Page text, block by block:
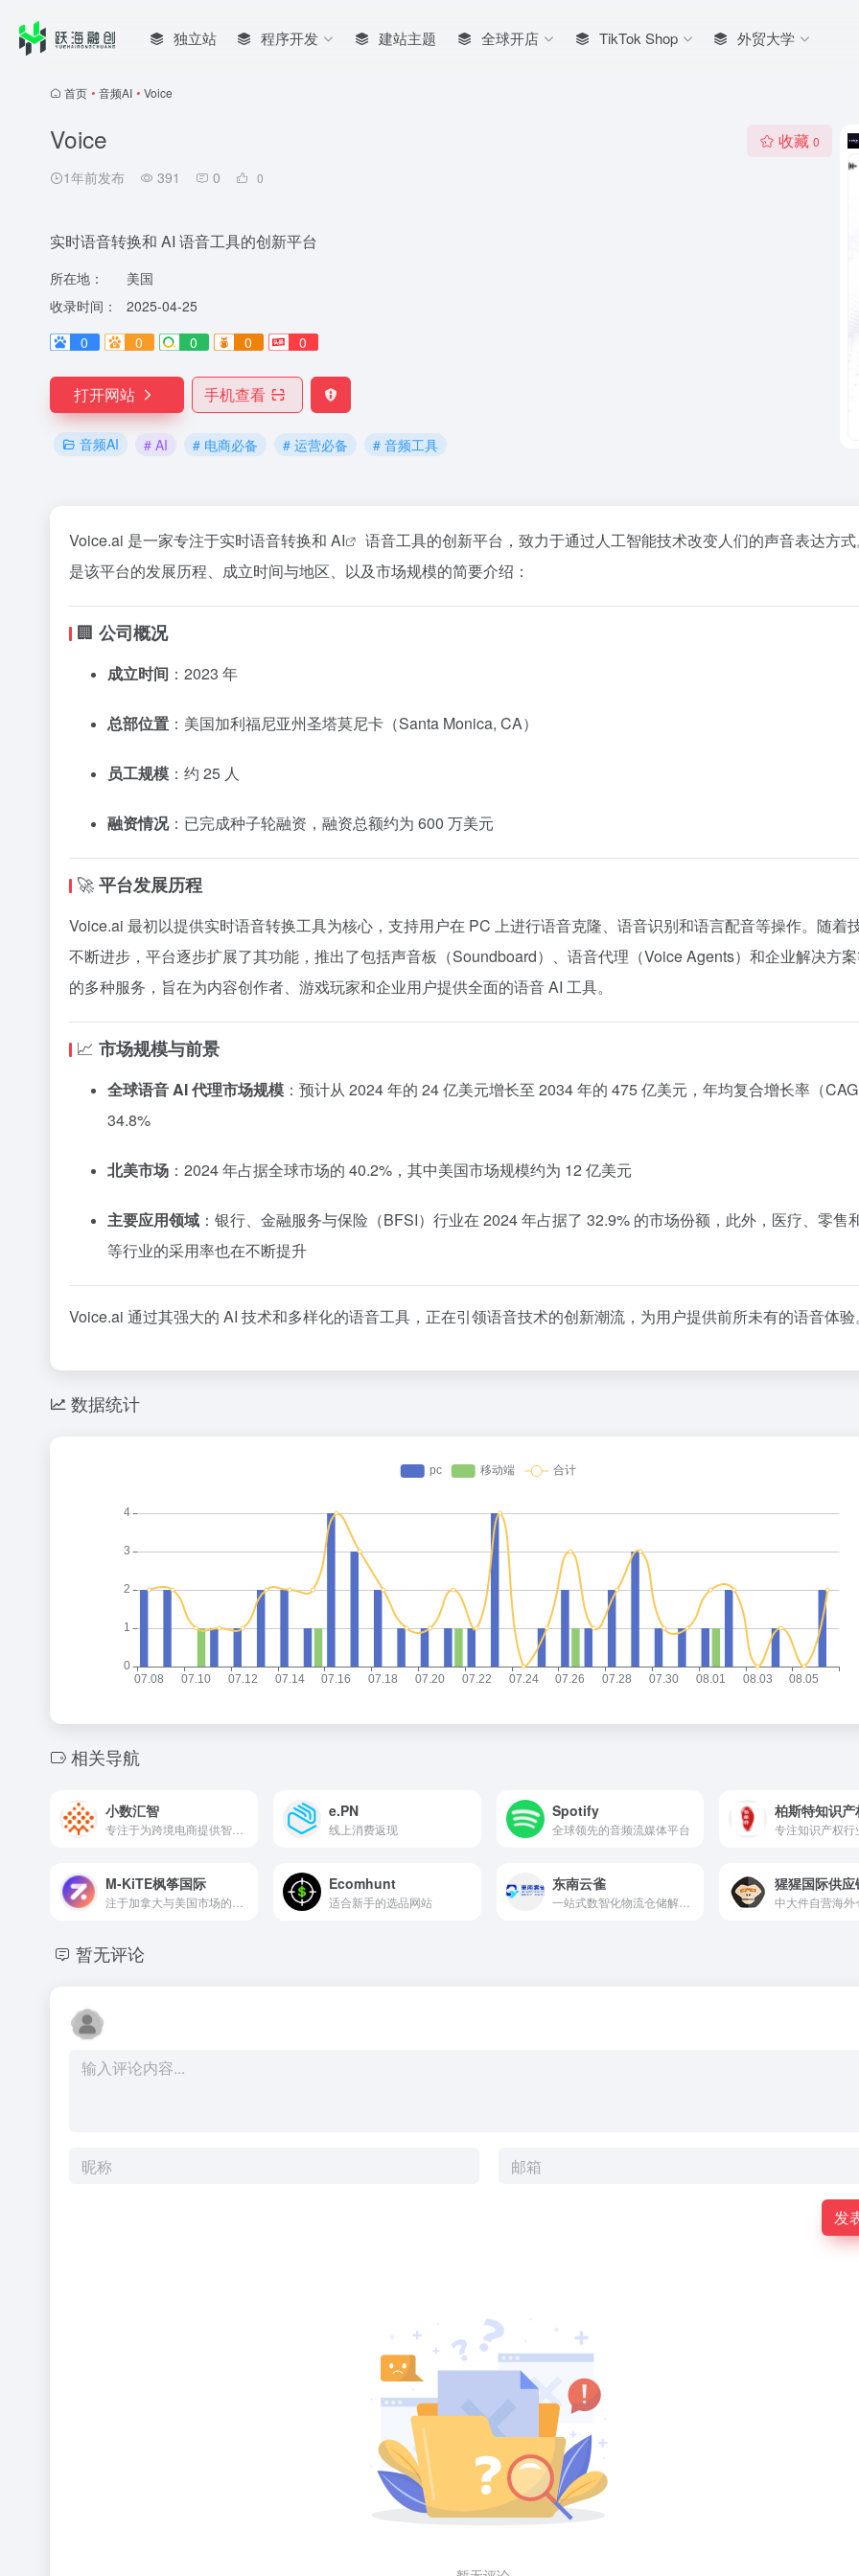
独立站 程序开发 建站主题 全球开店 TikTok Shop 外贸大学
首页 • 音频AI • Voice
Voice
1年前发布 391 0 0
收藏 0
实时语音转换和 AI 语音工具的创新平台
所在地：
美国
收录时间：
2025-04-25
0
0 0 0 0
打开网站 手机查看
音频AI # AI # 电商必备 # 运营必备 # 音频工具
Voice.ai 是一家专注于实时语音转换和 AI
语音工具的创新平台，致力于通过人工智能技术改变人们的声音表达方
是该平台的发展历程、成立时间与地区、以及市场规模的简要介绍：​
🏢 公司概况
成立时间 ：​ 2023 年
总部位置 ：​ 美国加利福尼亚州圣塔莫尼卡（Santa Monica, CA）
员工规模 ：​ 约 25 人
融资情况：​ 已完成种子轮融资，融资总额约为 600 万美元
🚀平台发展历程
Voice.ai 最初以提供实时语音转换工具为核心，支持用户在 PC 上进行语音克隆、语音识别和语言配音等操作。 随着
不断进步，平台逐步扩展了其功能，推出了包括声音板（Soundboard）、语音代理（Voice Agents）和企业解决方
的多种服务，旨在为内容创作者、游戏玩家和企业用户提供全面的语音 AI 工具。
📈 市场规模与前景
全球语音 AI 代理市场规模 ：​ 预计从 2024 年的 24 亿美元增长至 2034 年的 475 亿美元，年均复合增长率（
34.8%
北美市场 ：​ 2024 年占据全球市场的 40.2%，其中美国市场规模约为 12 亿美元
主要应用领域 ：​ 银行、金融服务与保险（BFSI）行业在 2024 年占据了 32.9% 的市场份额，此外，医疗、零售
等行业的采用率也在不断提升
Voice.ai 通过其强大的 AI 技术和多样化的语音工具，正在引领语音技术的创新潮流，为用户提供前所未有的语音体
数据统计
相关导航
小数汇智 e.PN
线上消费返现
Spotify
全球领先的音频流媒体平台
柏斯特知识产
M-KiTE枫筝国际 Ecomhunt
适合新手的选品网站
东南云雀
一站式数智化物流仓储解决方案的创新平台
猩猩国际供应
暂无评论
发